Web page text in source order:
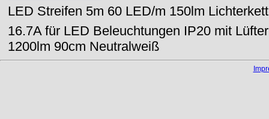
LED Streifen 5m 60 LED/m 150lm
16.7A für LED Beleuchtungen IP20 mit Lüfter
1200lm 90cm Neutralweiß